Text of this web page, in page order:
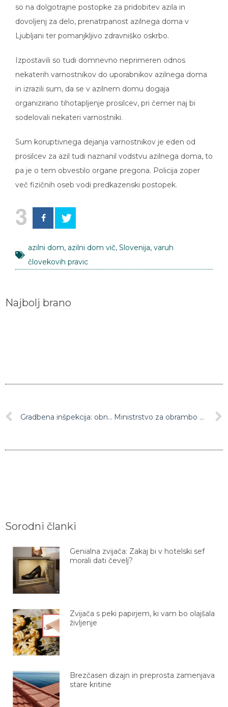
so na dolgotrajne postopke za pridobitev azila in
dovoljenj za delo, prenatrpanost azilnega doma v
Ljubljani ter pomanjkljivo zdravniško oskrbo.
Izpostavili so tudi domnevno neprimeren odnos
nekaterih varnostnikov do uporabnikov azilnega doma
in izrazili sum, da se v azilnem domu dogaja
organizirano tihotapljenje prosilcev, pri čemer naj bi
sodelovali nekateri varnostniki.
Sum koruptivnega dejanja varnostnikov je eden od
prosilcev za azil tudi naznanil vodstvu azilnega doma, to
pa je o tem obvestilo organe pregona. Policija zoper
več fizičnih oseb vodi predkazenski postopek.
3
azilni dom, azilni dom vič, Slovenija, varuh
človekovih pravic
Najbolj brano
Gradbena inšpekcija: obnovljeni Kemisovi objekti so zgrajeni na črno Ministrstvo za obrambo za slovenske vojake naročil več kot 22.000 parov obutve
Sorodni članki
Genialna zvijača: Zakaj bi v hotelski sef
morali dati čevelj?
Zvijača s peki papirjem, ki vam bo olajšala
življenje
Brezčasen dizajn in preprosta zamenjava
stare kritine